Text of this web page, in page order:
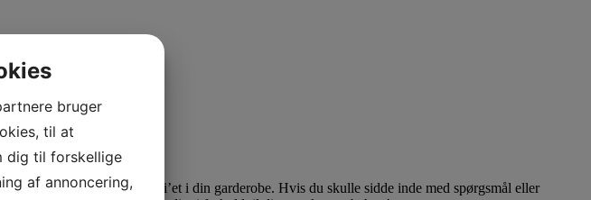
til at tilføje prikken over i’et i din garderobe. Hvis du skulle sidde inde med spørgsmål eller
bruger
til at
dig til forskellige
af annoncering,